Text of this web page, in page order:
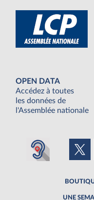
OPEN DATA
Accédez à toutes
les données de
l'Assemblée nationale
UNE